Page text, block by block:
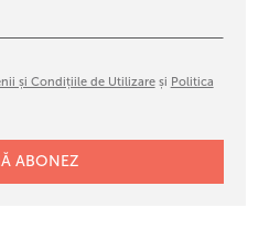
și Condițiile de Utilizareși Politica